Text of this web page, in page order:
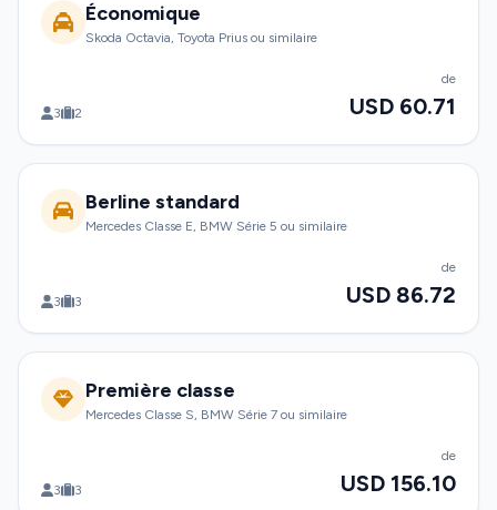
Économique
Skoda Octavia, Toyota Prius ou similaire
3 2
de
USD 60.71
Berline standard
Mercedes Classe E, BMW Série 5 ou similaire
3 3
de
USD 86.72
Première classe
Mercedes Classe S, BMW Série 7 ou similaire
3 3
de
USD 156.10